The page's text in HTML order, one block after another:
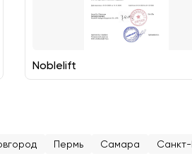
Noblelift
Пермь Самара